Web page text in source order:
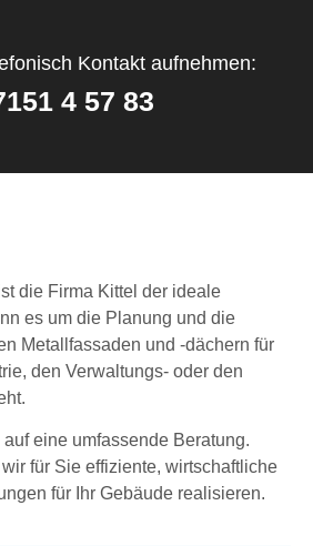
Kontakt aufnehmen:
4 57 83
die Firma Kittel der ideale
es um die Planung und die
Metallfassaden und -dächern für
den Verwaltungs- oder den
eine umfassende Beratung.
für Sie effiziente, wirtschaftliche
für Ihr Gebäude realisieren.